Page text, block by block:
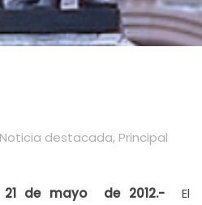
Noticia destacada, Principal
21 de mayo de 2012.-El